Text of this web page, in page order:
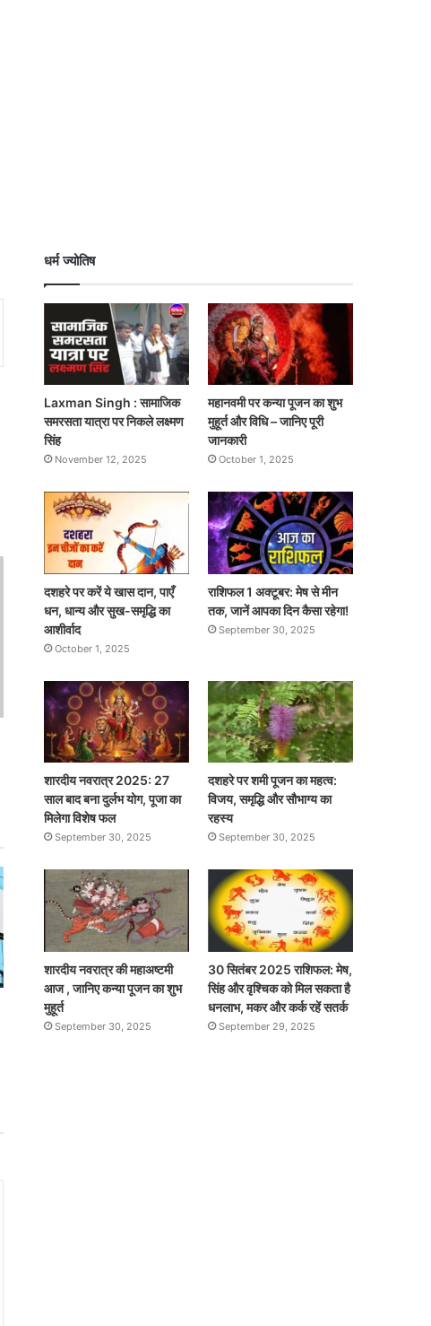
धर्म ज्योतिष
Laxman Singh : सामाजिक
समरसता यात्रा पर निकले लक्ष्मण
सिंह
November 12, 2025
महानवमी पर कन्या पूजन का शुभ
मुहूर्त और विधि – जानिए पूरी
जानकारी
October 1, 2025
दशहरे पर करें ये खास दान, पाएँ
धन, धान्य और सुख-समृद्धि का
आशीर्वाद
October 1, 2025
राशिफल 1 अक्टूबर: मेष से मीन
तक, जानें आपका दिन कैसा रहेगा!
September 30, 2025
शारदीय नवरात्र 2025: 27
साल बाद बना दुर्लभ योग, पूजा का
मिलेगा विशेष फल
September 30, 2025
दशहरे पर शमी पूजन का महत्व:
विजय, समृद्धि और सौभाग्य का
रहस्य
September 30, 2025
शारदीय नवरात्र की महाअष्टमी
आज , जानिए कन्या पूजन का शुभ
मुहूर्त
September 30, 2025
30 सितंबर 2025 राशिफल: मेष,
सिंह और वृश्चिक को मिल सकता है
धनलाभ, मकर और कर्क रहें सतर्क
September 29, 2025